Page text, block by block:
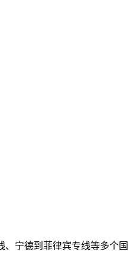
宁德到菲律宾专线等多个国